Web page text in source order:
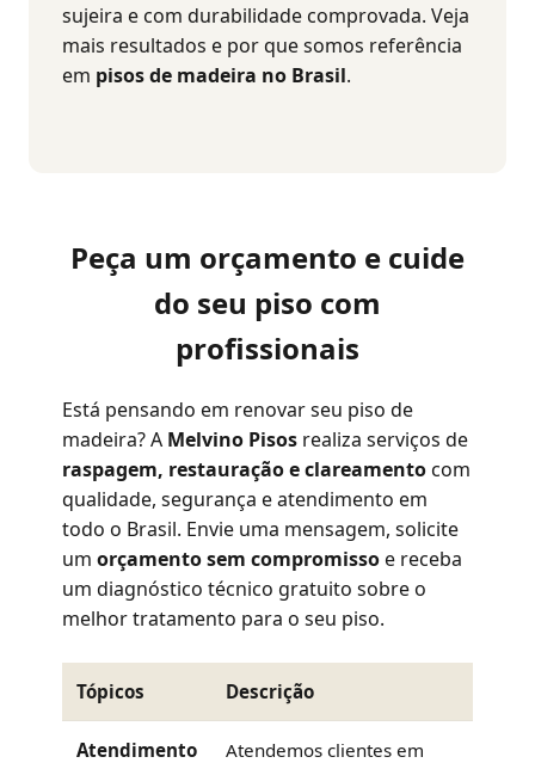
sujeira e com durabilidade comprovada. Veja
mais resultados e por que somos referência
em pisos de madeira no Brasil.
Peça um orçamento e cuide
do seu piso com
profissionais
Está pensando em renovar seu piso de
madeira? A Melvino Pisos realiza serviços de
raspagem, restauração e clareamentocom
qualidade, segurança e atendimento em
todo o Brasil. Envie uma mensagem, solicite
um orçamento sem compromissoe receba
um diagnóstico técnico gratuito sobre o
melhor tratamento para o seu piso.
Tópicos Descrição
Atendimento
Atendemos clientes em